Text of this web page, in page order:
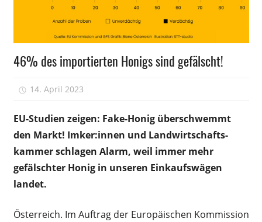
Wissen
46% des importierten Honigs sind gefälscht!
14. April 2023
EU-Studien zeigen: Fake-Honig überschwemmt
den Markt! Imker:innen und Landwirtschafts­
kammer schlagen Alarm, weil immer mehr
gefälschter Honig in unseren Einkaufswägen
landet.
Österreich. Im Auftrag der Europäischen Kommission